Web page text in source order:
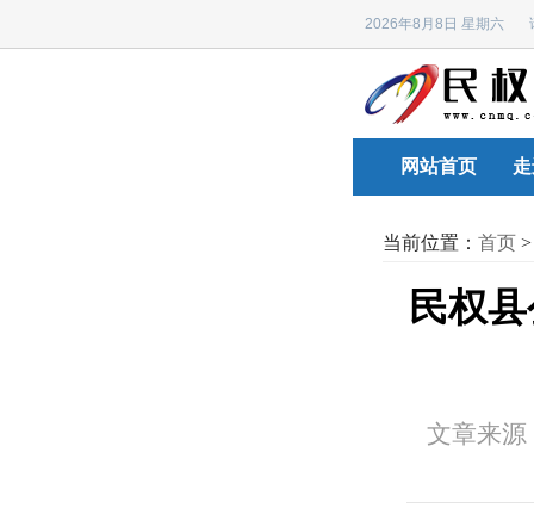
2026年8月8日 星期六
网站首页
当前位置： 首页
民权
文章来